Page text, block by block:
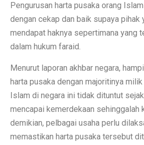
Pengurusan harta pusaka orang
dengan cekap dan baik supaya pihak
mendapat haknya sepertimana yang
dalam hukum faraid.
Menurut laporan akhbar negara,
harta pusaka dengan majoritinya
Islam di negara ini tidak dituntut
mencapai kemerdekaan sehinggalah
demikian, pelbagai usaha perlu
memastikan harta pusaka tersebut